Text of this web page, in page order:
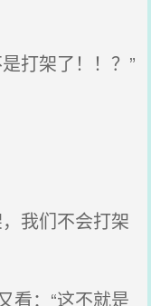
打架了！！？”
我们不会打架
看：“这不就是